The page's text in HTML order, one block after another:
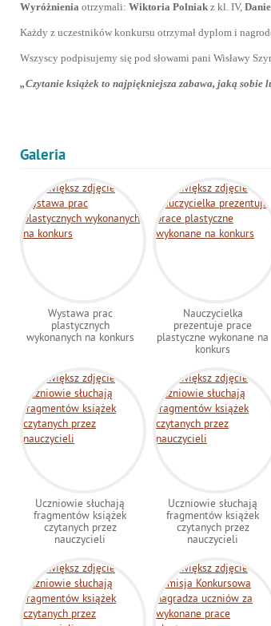
Wyróżnienia otrzymali: Wiktoria Polniak z kl. IV,
Każdy z uczestników konkursu otrzymał dyplom i
Wszyscy podpisujemy się pod słowami pani Wisławy
„Czytanie książek to najpiękniejsza zabawa, jaką sobie
Galeria
Wystawa prac
plastycznych
wykonanych na konkurs
Nauczycielka
prezentuje prace
plastyczne wykonane na
konkurs
Uczniowie słuchają
fragmentów książek
czytanych przez
nauczycieli
Uczniowie słuchają
fragmentów książek
czytanych przez
nauczycieli